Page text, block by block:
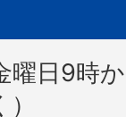
曜日9時